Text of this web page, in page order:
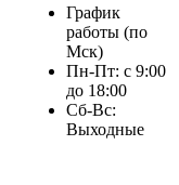
График
работы (по
Мск)
Пн-Пт: с 9:00
до 18:00
Сб-Вс:
Выходные